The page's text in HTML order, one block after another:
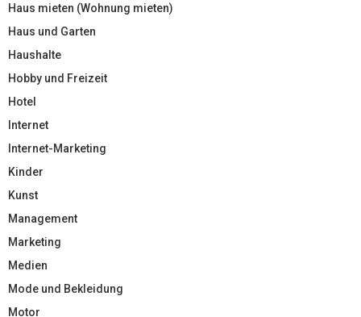
Haus mieten (Wohnung mieten)
Haus und Garten
Haushalte
Hobby und Freizeit
Hotel
Internet
Internet-Marketing
Kinder
Kunst
Management
Marketing
Medien
Mode und Bekleidung
Motor